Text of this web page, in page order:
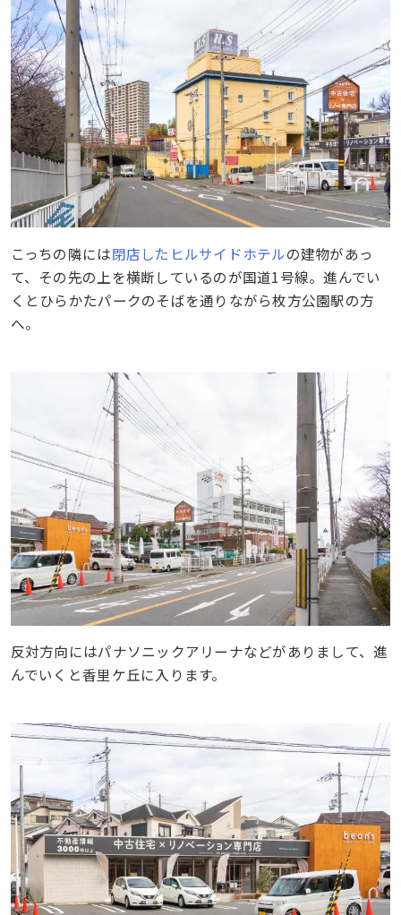
こっちの隣には閉店したヒルサイドホテルの建物があっ
て、その先の上を横断しているのが国道1号線。進んでい
くとひらかたパークのそばを通りながら枚方公園駅の方
へ。
反対方向にはパナソニックアリーナなどがありまして、進
んでいくと香里ケ丘に入ります。